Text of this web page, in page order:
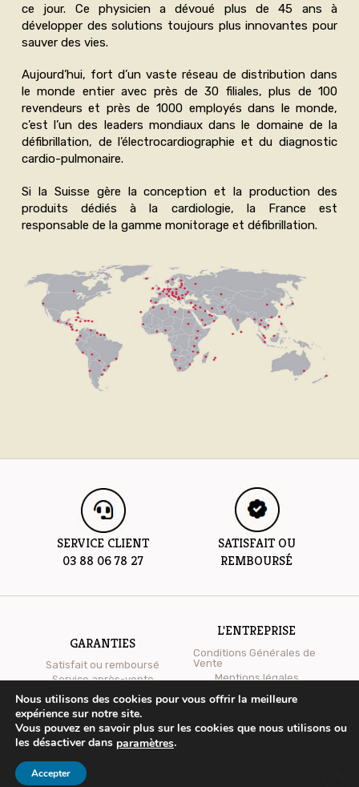
ce jour. Ce physicien a dévoué plus de 45 ans à
développer des solutions toujours plus innovantes pour
sauver des vies.
Aujourd’hui, fort d’un vaste réseau de distribution dans
le monde entier avec près de 30 filiales, plus de 100
revendeurs et près de 1000 employés dans le monde,
c’est l’un des leaders mondiaux dans le domaine de la
défibrillation, de l’électrocardiographie et du diagnostic
cardio-pulmonaire.
Si la Suisse gère la conception et la production des
produits dédiés à la cardiologie, la France est
responsable de la gamme monitorage et défibrillation.
SERVICE CLIENT
03 88 06 78 27
SATISFAIT OU
REMBOURSÉ
GARANTIES
Satisfait ou remboursé
Service après-vente
L'ENTREPRISE
Conditions Générales de
Vente
Mentions légales
Nous utilisons des cookies pour vous offrir la meilleure
expérience sur notre site.
Vous pouvez en savoir plus sur les cookies que nous utilisons ou
les désactiver dans paramètres.
Accepter